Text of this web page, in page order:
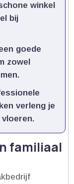
winkel
bij
goede
zowel
verleng je
familiaal